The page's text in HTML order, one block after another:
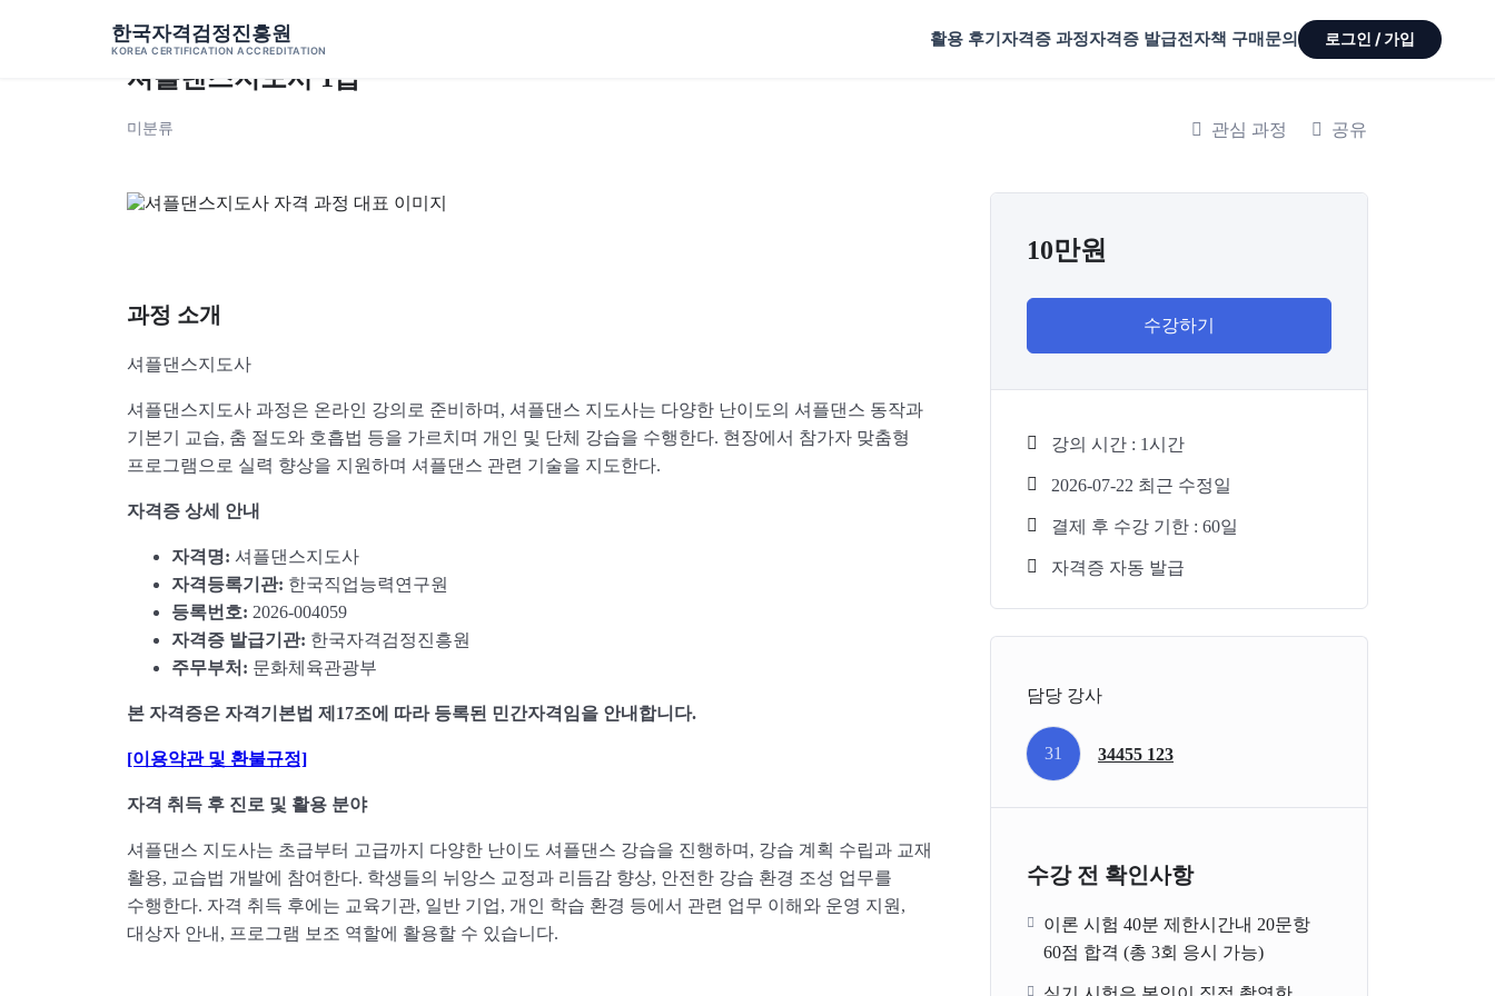
←자격증 과정
셔플댄스지도사 1급
미분류 관심 과정 공유
과정 소개
셔플댄스지도사
셔플댄스지도사 과정은 온라인 강의로 준비하며, 셔플댄스 지도사는 다양한 난이도의 셔플댄스 동작과
기본기 교습, 춤 절도와 호흡법 등을 가르치며 개인 및 단체 강습을 수행한다. 현장에서 참가자 맞춤형
프로그램으로 실력 향상을 지원하며 셔플댄스 관련 기술을 지도한다.
자격증 상세 안내
자격명: 셔플댄스지도사
자격등록기관: 한국직업능력연구원
등록번호: 2026-004059
자격증 발급기관: 한국자격검정진흥원
주무부처: 문화체육관광부
본 자격증은 자격기본법 제17조에 따라 등록된 민간자격임을 안내합니다.
[이용약관 및 환불규정]
자격 취득 후 진로 및 활용 분야
셔플댄스 지도사는 초급부터 고급까지 다양한 난이도 셔플댄스 강습을 진행하며, 강습 계획 수립과 교재
활용, 교습법 개발에 참여한다. 학생들의 뉘앙스 교정과 리듬감 향상, 안전한 강습 환경 조성 업무를
수행한다. 자격 취득 후에는 교육기관, 일반 기업, 개인 학습 환경 등에서 관련 업무 이해와 운영 지원,
대상자 안내, 프로그램 보조 역할에 활용할 수 있습니다.
10만원
수강하기
강의 시간 : 1시간
2026-07-22 최근 수정일
결제 후 수강 기한 : 60일
자격증 자동 발급
담당 강사
31 34455 123
수강 전 확인사항
이론 시험 40분 제한시간내 20문항
60점 합격 (총 3회 응시 가능)
한국자격검정진흥원
KOREA CERTIFICATION ACCREDITATION
활용 후기자격증 과정자격증 발급전자책 구매문의 로그인 / 가입